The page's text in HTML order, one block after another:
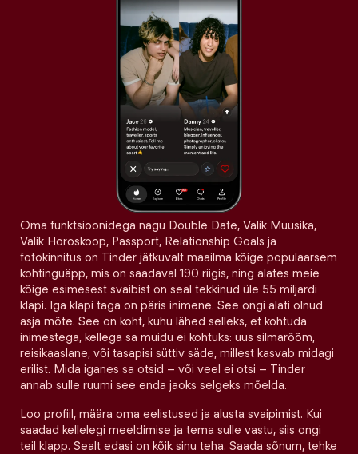
Oma funktsioonidega nagu Double Date, Valik Muusika,
Valik Horoskoop, Passport, Relationship Goals ja
fotokinnitus on Tinder jätkuvalt maailma kõige populaarsem
kohtinguäpp, mis on saadaval 190 riigis, ning alates meie
kõige esimesest svaibist on seal tekkinud üle 55 miljardi
klapi. Iga klapi taga on päris inimene. See ongi alati olnud
asja mõte. See on koht, kuhu lähed selleks, et kohtuda
inimestega, kellega sa muidu ei kohtuks: uus silmarõõm,
reisikaaslane, või tasapisi süttiv säde, millest kasvab midagi
erilist. Mida iganes sa otsid – või veel ei otsi – Tinder
annab sulle ruumi see enda jaoks selgeks mõelda.
Loo profiil, määra oma eelistused ja alusta svaipimist. Kui
saadad kellelegi meeldimise ja tema sulle vastu, siis ongi
teil klapp. Sealt edasi on kõik sinu teha. Saada sõnum, tehke